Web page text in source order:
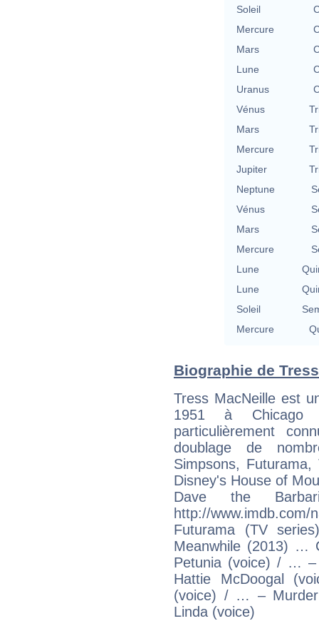
Soleil
Mercure
Mars
Lune
Uranus
Vénus
Mars
Mercure
Jupiter
Neptune
Vénus
Mars
Mercure
Lune
Lune
Soleil
Mercure
Biographie de
Tress MacNeille est
1951 à Chicago
particulièrement
doublage de
Simpsons, Futurama,
Disney's House of
Dave the
http://
Futurama (TV
Meanwhile (2013) …
Petunia (voice) / … –
Hattie McDoogal
(voice) / … –
Linda (voice)